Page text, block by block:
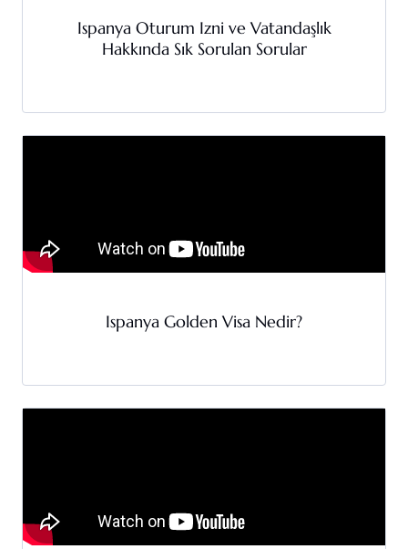
Ispanya Oturum Izni ve Vatandaşlık
Hakkında Sık Sorulan Sorular
Ispanya Golden Visa Nedir?